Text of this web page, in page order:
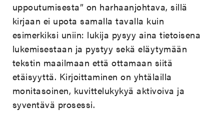
uppoutumisesta” on harhaanjohtava, sillä
kirjaan ei upota samalla tavalla kuin
esimerkiksi uniin: lukija pysyy aina tietoisena
lukemisestaan ja pystyy sekä eläytymään
tekstin maailmaan että ottamaan siitä
etäisyyttä. Kirjoittaminen on yhtälailla
monitasoinen, kuvittelukykyä aktivoiva ja
syventävä prosessi.